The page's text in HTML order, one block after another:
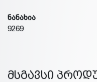
ნანახია
9269
მსგავსი